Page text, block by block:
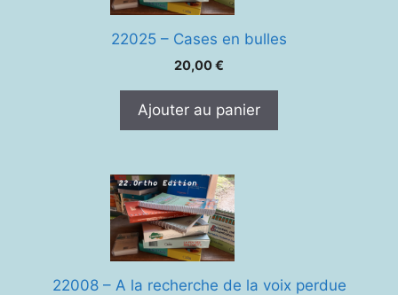
22025 – Cases en bulles
20,00€
Ajouter au panier
22008 – A la recherche de la voix perdue